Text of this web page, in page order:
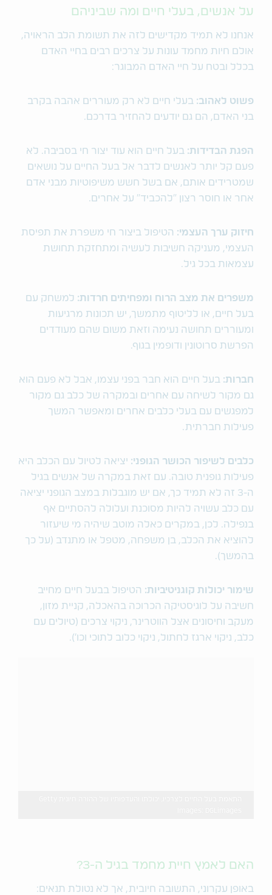
על אנשים, בעלי חיים ומה שביניהם
אנחנו לא תמיד מקדישים לזה את תשומת הלב הראויה,
אולם חיות מחמד עונות על צרכים רבים בחיי האדם
בכלל ובטח על חיי האדם המבוגר:
פשוט לאהוב: בעלי חיים לא רק מעוררים אהבה בקרב
בני האדם, הם גם יודעים להחזיר בדרכם.
הפגת הבדידות: בעל חיים הוא עוד יצור חי בסביבה. לא
פעם קל יותר לאנשים לדבר אל בעל החיים על נושאים
שמטרידים אותם, אם בשל חשש משיפוטיות מבני אדם
אחר או חוסר רצון "להכביד" על אחרים.
חיזוק ערך העצמי: הטיפול ביצור חי משפרת את תפיסת
העצמי, מעניקה חשיבות לעשיה ומתחזקת תחושת
עצמאות בכל גיל.
משפרים את מצב הרוח ומפחיתים חרדות: למשחק עם
בעל חיים, או לליטוף מתמשך, יש תכונות מרגיעות
ומעוררים תחושה נעימה וזאת משום שהם מעודדים
הפרשת סרוטונין ודופמין בגוף.
חברות: בעל חיים הוא חבר בפני עצמו, אבל לא פעם הוא
גם מקור לשיחה עם אחרים ובמקרה של כלב גם מקור
למפגשים עם בעלי כלבים אחרים ומאפשר המשך
פעילות חברתית.
כלבים לשיפור הכושר הגופני: יציאה לטיול עם הכלב היא
פעילות גופנית טובה. עם זאת במקרה של אנשים בגיל
ה-3 זה לא תמיד כך, אם יש מוגבלות במצב הגופני יציאה
עם כלב עשויה להיות מסוכנת ועלולה להסתיים אף
בנפילה. לכן, במקרים כאלה מוטב שיהיה מי שיעזור
להוציא את הכלב, בן משפחה, מטפל או מתנדב (על כך
בהמשך).
שימור יכולות קוגניטיביות: הטיפול בבעל חיים מחייב
חשיבה על לוגיסטיקה הכרוכה בהאכלה, קניית מזון,
מעקב וחיסונים אצל הווטרינר, ניקוי צרכים (טיולים עם
כלב, ניקוי ארגז לחתול, ניקוי כלוב לתוכי וכו').
האם לאמץ חיית מחמד בגיל ה-3?
באופן עקרוני, התשובה חיובית, אך לא נטולת תנאים: